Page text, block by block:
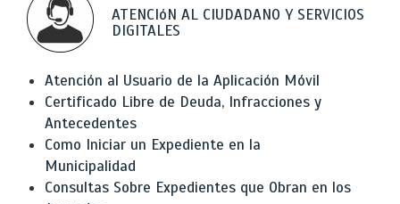
ATENCIóN AL CIUDADANO Y SERVICIOS
DIGITALES
Atención al Usuario de la Aplicación Móvil
Certificado Libre de Deuda, Infracciones y
Antecedentes
Como Iniciar un Expediente en la
Municipalidad
Consultas Sobre Expedientes que Obran en los